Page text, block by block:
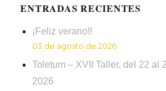
ENTRADAS RECIENTES
¡Feliz verano!!
03 de agosto de 2026
Toletum – XVII Taller, del 22 al
2026